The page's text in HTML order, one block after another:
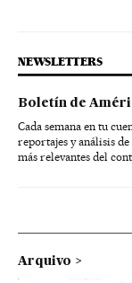
NEWSLETTERS
Boletín de
Cada semana en tu
reportajes y análisis
más relevantes del
Arquivo